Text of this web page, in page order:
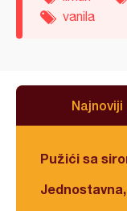
vanila
Najnoviji
Pužići sa